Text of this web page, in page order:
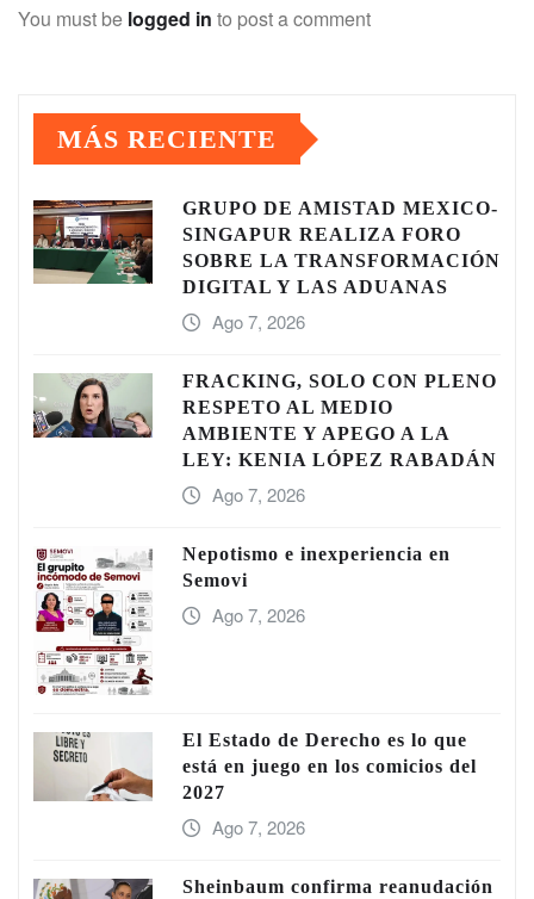
You must be logged in to post a comment
MÁS RECIENTE
GRUPO DE AMISTAD MÈXICO-
SINGAPUR REALIZA FORO
SOBRE LA TRANSFORMACIÓN
DIGITAL Y LAS ADUANAS
Ago 7, 2026
FRACKING, SOLO CON PLENO
RESPETO AL MEDIO
AMBIENTE Y APEGO A LA
LEY: KENIA LÓPEZ RABADÁN
Ago 7, 2026
Nepotismo e inexperiencia en
Semovi
Ago 7, 2026
El Estado de Derecho es lo que
está en juego en los comicios del
2027
Ago 7, 2026
Sheinbaum confirma reanudación